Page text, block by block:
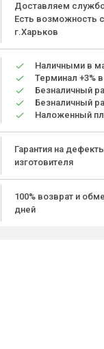
Доставляем
Есть возможность
г.Харьков
Наличными в
Терминал +3%
Безналичный
Безналичный
Наложенный
Гарантия на
изготовителя
100% возврат и
дней